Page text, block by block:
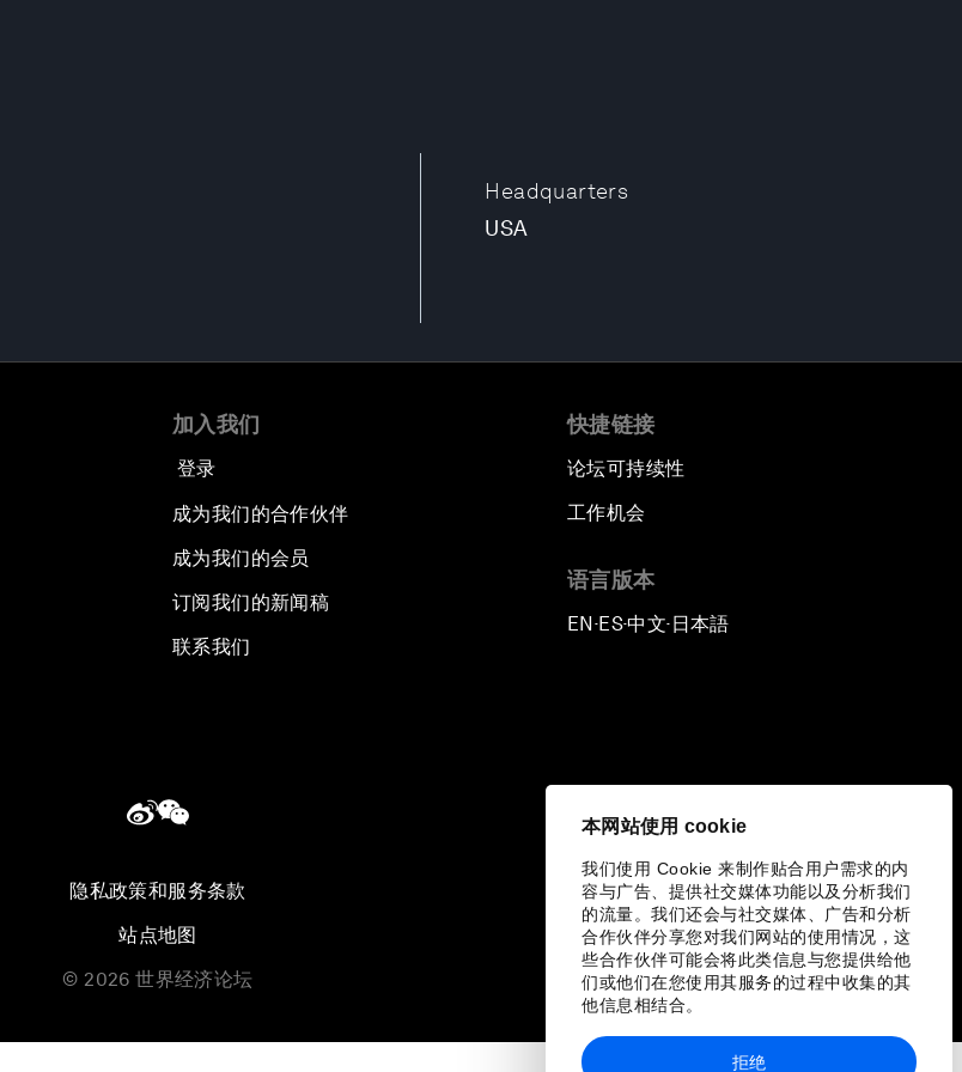
本网站使用 cookie
我们使用 Cookie 来制作贴合用户需求的内
容与广告、提供社交媒体功能以及分析我们
的流量。我们还会与社交媒体、广告和分析
合作伙伴分享您对我们网站的使用情况，这
些合作伙伴可能会将此类信息与您提供给他
们或他们在您使用其服务的过程中收集的其
他信息相结合。
拒绝
Headquarters
USA
加入我们
登录
成为我们的合作伙伴
成为我们的会员
订阅我们的新闻稿
联系我们
快捷链接
论坛可持续性
工作机会
语言版本
EN ▪ES▪中文▪ 日本語
隐私政策和服务条款
站点地图
© 2026 世界经济论坛